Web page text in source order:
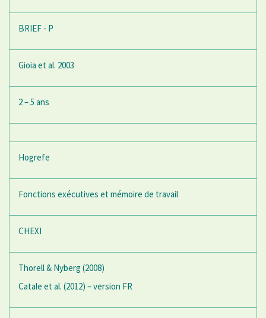
BRIEF - P
Gioia et al. 2003
2 – 5 ans
Hogrefe
Fonctions exécutives et mémoire de travail
CHEXI
Thorell & Nyberg (2008)
Catale et al. (2012) – version FR